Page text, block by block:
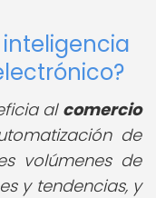
al comercio
de
volúmenes de
y tendencias, y